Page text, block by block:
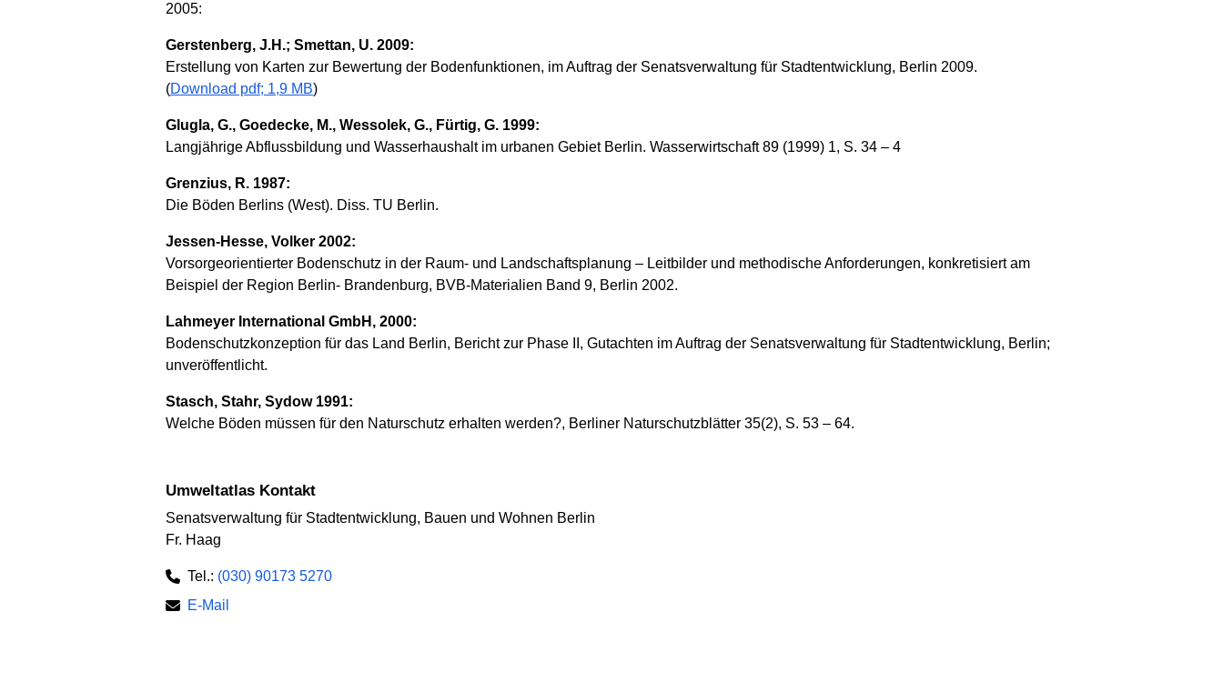
2005:
Gerstenberg, J.H.; Smettan, U. 2009:
Erstellung von Karten zur Bewertung der Bodenfunktionen, im Auftrag der Senatsverwaltung für Stadtentwicklung, Berlin 2009.
(Download pdf; 1,9 MB)
Glugla, G., Goedecke, M., Wessolek, G., Fürtig, G. 1999:
Langjährige Abflussbildung und Wasserhaushalt im urbanen Gebiet Berlin. Wasserwirtschaft 89 (1999) 1, S. 34 – 4
Grenzius, R. 1987:
Die Böden Berlins (West). Diss. TU Berlin.
Jessen-Hesse, Volker 2002:
Vorsorgeorientierter Bodenschutz in der Raum- und Landschaftsplanung – Leitbilder und methodische Anforderungen, konkretisiert am
Beispiel der Region Berlin- Brandenburg, BVB-Materialien Band 9, Berlin 2002.
Lahmeyer International GmbH, 2000:
Bodenschutzkonzeption für das Land Berlin, Bericht zur Phase II, Gutachten im Auftrag der Senatsverwaltung für Stadtentwicklung, Berlin;
unveröffentlicht.
Stasch, Stahr, Sydow 1991:
Welche Böden müssen für den Naturschutz erhalten werden?, Berliner Naturschutzblätter 35(2), S. 53 – 64.
Umweltatlas Kontakt
Senatsverwaltung für Stadtentwicklung, Bauen und Wohnen Berlin
Fr. Haag
Tel.: (030) 90173 5270
E-Mail